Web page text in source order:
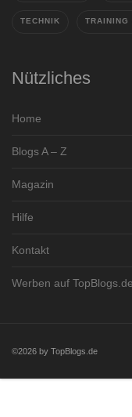
TECHNIK TRAINING
Nützliches
Home
Blogs A – Z
Magazin
Hilfe
Kontakt
Werben auf TopBlogs.de
©2026 by TopBlogs.de